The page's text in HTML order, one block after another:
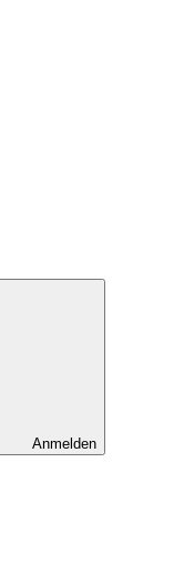
Anmelden